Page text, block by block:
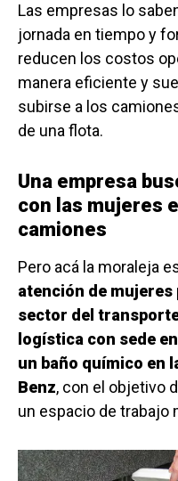
Las empresas lo
jornada en tiempo y
reducen los costos
manera eficiente y
subirse a los
de una flota.
Una empresa
con las mujeres
camiones
Pero acá la moraleja
atención de
sector del
logística con sede
un baño químico en
Benz, con el objetivo
un espacio de trabajo